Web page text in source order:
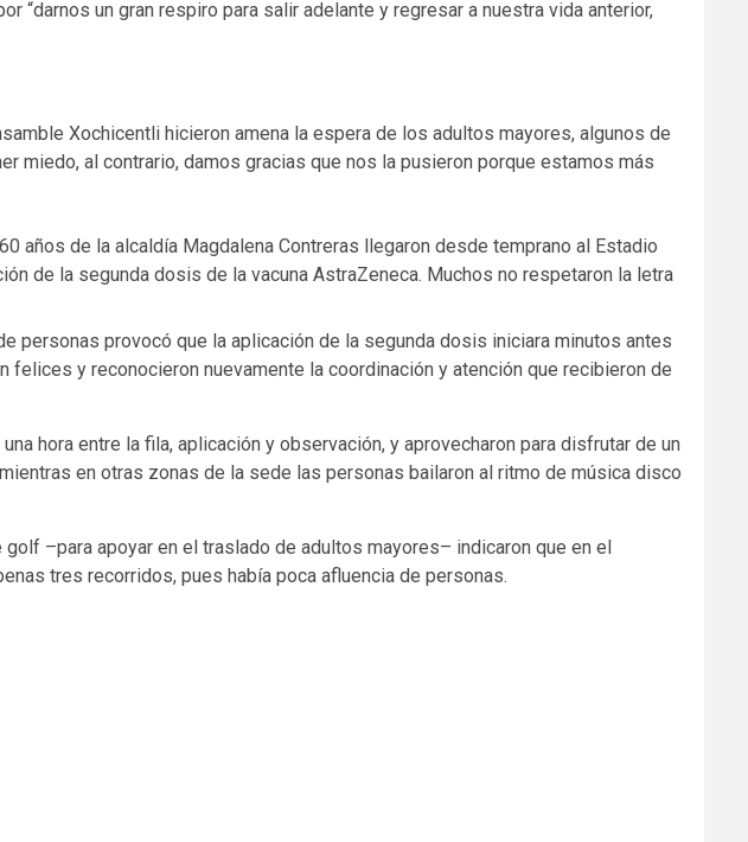
“darnos un gran respiro para salir adelante y regresar a nuestra vida anterior,
Xochicentli hicieron amena la espera de los adultos mayores, algunos de
miedo, al contrario, damos gracias que nos la pusieron porque estamos más
personas provocó que la aplicación de la segunda dosis iniciara minutos antes
felices y reconocieron nuevamente la coordinación y atención que recibieron de
hora entre la fila, aplicación y observación, y aprovecharon para disfrutar de un
en otras zonas de la sede las personas bailaron al ritmo de música disco
–para apoyar en el traslado de adultos mayores– indicaron que en el
tres recorridos, pues había poca afluencia de personas.